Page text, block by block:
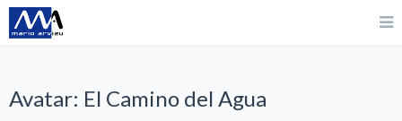
Avatar: El Camino del Agua